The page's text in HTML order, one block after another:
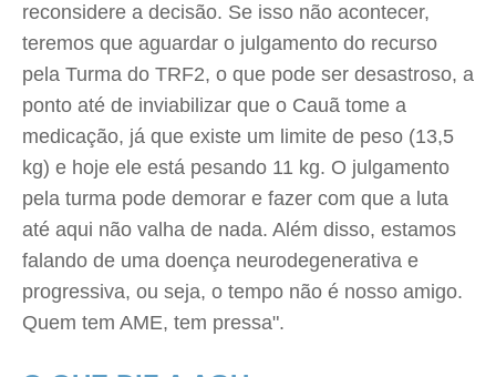
reconsidere a decisão. Se isso não acontecer,
teremos que aguardar o julgamento do recurso
pela Turma do TRF2, o que pode ser desastroso, a
ponto até de inviabilizar que o Cauã tome a
medicação, já que existe um limite de peso (13,5
kg) e hoje ele está pesando 11 kg. O julgamento
pela turma pode demorar e fazer com que a luta
até aqui não valha de nada. Além disso, estamos
falando de uma doença neurodegenerativa e
progressiva, ou seja, o tempo não é nosso amigo.
Quem tem AME, tem pressa".